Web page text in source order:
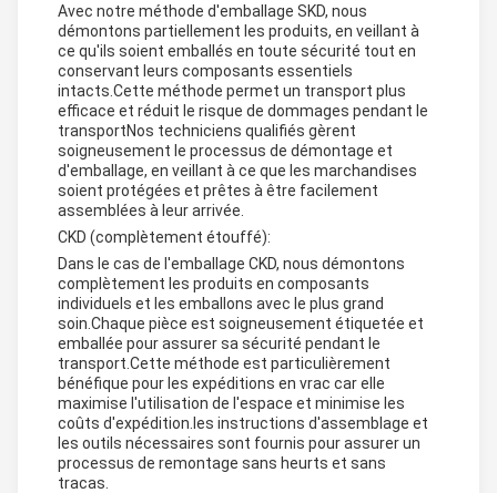
Avec notre méthode d'emballage SKD, nous
démontons partiellement les produits, en veillant à
ce qu'ils soient emballés en toute sécurité tout en
conservant leurs composants essentiels
intacts.Cette méthode permet un transport plus
efficace et réduit le risque de dommages pendant le
transportNos techniciens qualifiés gèrent
soigneusement le processus de démontage et
d'emballage, en veillant à ce que les marchandises
soient protégées et prêtes à être facilement
assemblées à leur arrivée.
CKD (complètement étouffé):
Dans le cas de l'emballage CKD, nous démontons
complètement les produits en composants
individuels et les emballons avec le plus grand
soin.Chaque pièce est soigneusement étiquetée et
emballée pour assurer sa sécurité pendant le
transport.Cette méthode est particulièrement
bénéfique pour les expéditions en vrac car elle
maximise l'utilisation de l'espace et minimise les
coûts d'expédition.les instructions d'assemblage et
les outils nécessaires sont fournis pour assurer un
processus de remontage sans heurts et sans
tracas.